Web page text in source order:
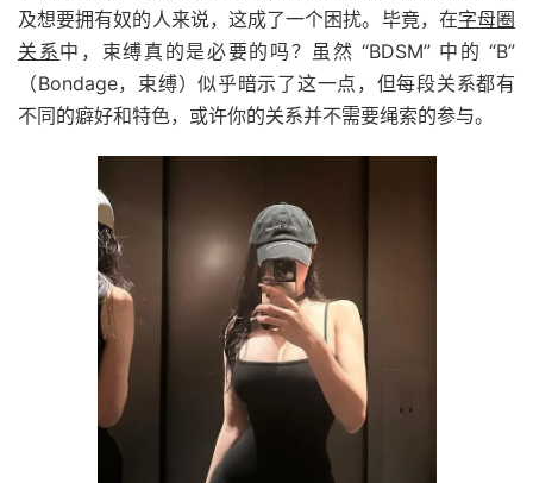
及想要拥有奴的人来说，这成了一个困扰。毕竟，在字母圈
关系中，束缚真的是必要的吗？虽然 “BDSM” 中的 “B”
（Bondage，束缚）似乎暗示了这一点，但每段关系都有
不同的癖好和特色，或许你的关系并不需要绳索的参与。